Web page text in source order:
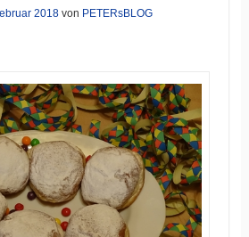
2018von PETERsBLOG